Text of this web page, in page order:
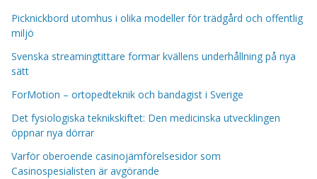
Picknickbord utomhus i olika modeller för trädgård och offentlig
miljö
Svenska streamingtittare formar kvällens underhållning på nya
sätt
ForMotion – ortopedteknik och bandagist i Sverige
Det fysiologiska teknikskiftet: Den medicinska utvecklingen
öppnar nya dörrar
Varför oberoende casinojämförelsesidor som
Casinospesialisten är avgörande